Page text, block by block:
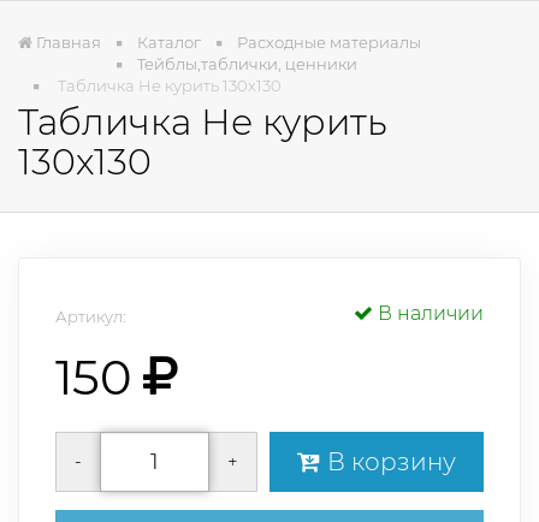
Главная Каталог
Расходные материалы
Тейблы,таблички, ценники
Табличка Не курить 130х130
Табличка Не курить
130х130
Артикул: В наличии
150
- + В корзину